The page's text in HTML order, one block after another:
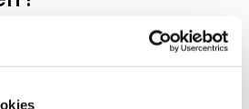
elektrischen